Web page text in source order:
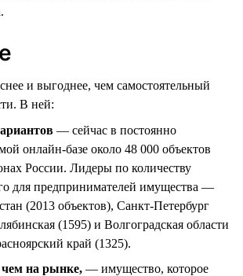
и выгоднее, чем самостоятельный
В ней:
— сейчас в постоянно
онлайн-базе около 48 000 объектов
России. Лидеры по количеству
для предпринимателей имущества —
(2013 объектов), Санкт-Петербург
(1595) и Волгоградская области
край (1325).
на рынке, — имущество, которое